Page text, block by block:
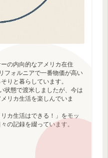
の内向的なアメリカ在住
フォルニアで一番物価が高い
りと暮らしています。
状態で渡米しましたが、今は
リカ生活を楽しんでいま
リカ生活はできる！」をモッ
の記録を綴っています。